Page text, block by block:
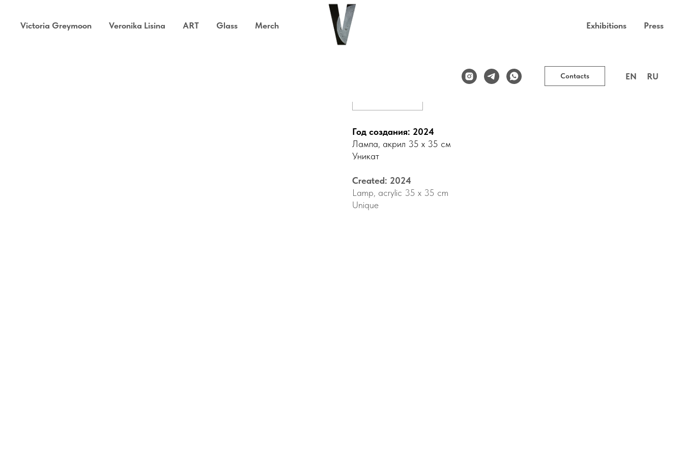
Victoria Greymoon Veronika Lisina ART Glass Merch Exhibitions Press
Contacts EN RU
Год создания: 2024
Лампа, акрил 35 х 35 см
Уникат
Created: 2024
Lamp, acrylic 35 x 35 cm
Unique